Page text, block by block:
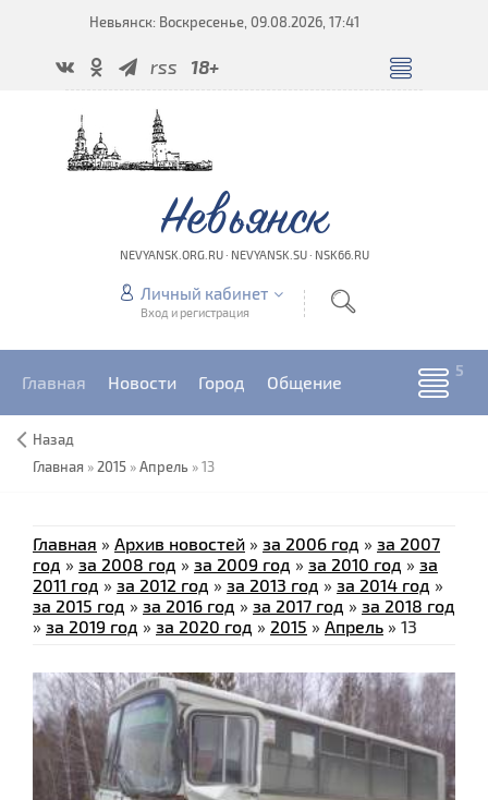
Невьянск: Воскресенье, 09.08.2026, 17:41
rss 18+
Невьянск
NEVYANSK.ORG.RU · NEVYANSK.SU · NSK66.RU
Личный кабинет
Вход и регистрация
Главная Новости Город Общение
Назад
Главная » 2015 »Апрель »13
Главная » Архив новостей » за 2006 год » за 2007
год » за 2008 год » за 2009 год » за 2010 год » за
2011 год » за 2012 год » за 2013 год » за 2014 год »
за 2015 год » за 2016 год » за 2017 год » за 2018 год
» за 2019 год » за 2020 год » 2015 » Апрель » 13